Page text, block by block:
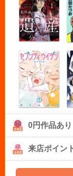
0円作品あり
来店ポイン